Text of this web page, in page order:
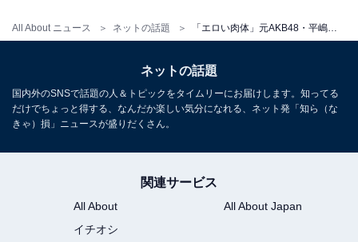
All About ニュース ネットの話題 「エロい肉体」元AKB48・平嶋夏海、谷間あらわなグラビアショット！ 「最高最強ボディ」「ヤバい」
ネットの話題
国内外のSNSで話題の人＆トピックをタイムリーにお届けします。知ってる
だけでちょっと得する、なんだか楽しい気分になれる、ネット発「知ら（な
きゃ）損」ニュースが盛りだくさん。
関連サービス
All About
All About Japan
イチオシ